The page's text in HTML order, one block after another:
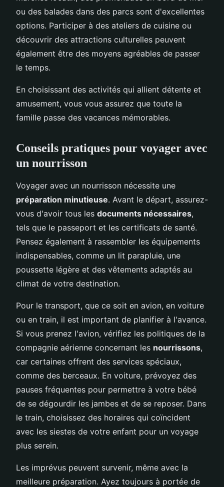
ou des balades dans des parcs sont d'excellentes
options. Participer à des ateliers de cuisine ou
découvrir des attractions culturelles peuvent
également être des moyens agréables de passer
le temps.
En choisissant des activités qui allient détente et
amusement, vous vous assurez que toute la
famille passe des vacances mémorables.
Conseils pratiques pour voyager avec
un nourrisson
Voyager avec un nourrisson nécessite une
préparation minutieuse. Avant le départ, assurez-
vous d'avoir tous les documents nécessaires,
tels que le passeport et les certificats de santé.
Pensez également à rassembler les équipements
indispensables, comme un lit parapluie, une
poussette légère et des vêtements adaptés au
climat de votre destination.
Pour le transport, que ce soit en avion, en voiture
ou en train, il est important de planifier à l'avance.
Si vous prenez l'avion, vérifiez les politiques de la
compagnie aérienne concernant les nourrissons,
car certaines offrent des services spéciaux,
comme des berceaux. En voiture, prévoyez des
pauses fréquentes pour permettre à votre bébé
de se dégourdir les jambes et de se reposer. Dans
le train, choisissez des horaires qui coïncident
avec les siestes de votre enfant pour un voyage
plus serein.
Les imprévus peuvent survenir, même avec la
meilleure préparation. Ayez toujours à portée de